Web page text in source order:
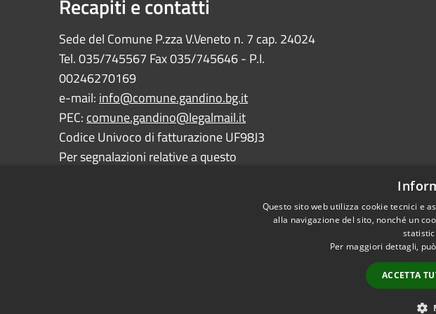
Recapiti e contatti
Sede del Comune P.zza V.Veneto n. 7 cap. 24024
Tel. 035/745567 Fax 035/745646 - P.I.
00246270169
e-mail: info@comune.gandino.bg.it
PEC: comune.gandino@legalmail.it
Codice Univoco di fatturazione UF98J3
Per segnalazioni relative a questo
Credits
Questo sito web utilizza cookie tecnici e
alla navigazione del sito, nonché un
Per maggiori dettagli,
ACCETTA